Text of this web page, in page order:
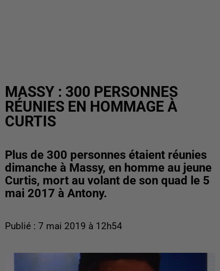
MASSY : 300 PERSONNES
RÉUNIES EN HOMMAGE À
CURTIS
Plus de 300 personnes étaient réunies
dimanche à Massy, en homme au jeune
Curtis, mort au volant de son quad le 5
mai 2017 à Antony.
Publié : 7 mai 2019 à 12h54